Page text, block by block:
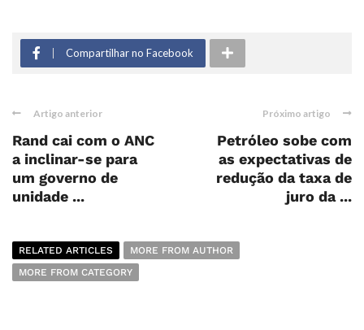
Compartilhar no Facebook
Artigo anterior
Rand cai com o ANC
a inclinar-se para
um governo de
unidade ...
Próximo artigo
Petróleo sobe com
as expectativas de
redução da taxa de
juro da ...
RELATED ARTICLES
MORE FROM AUTHOR
MORE FROM CATEGORY